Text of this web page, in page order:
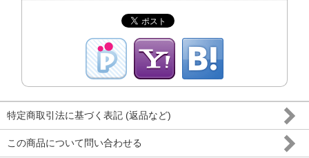
特定商取引法に基づく表記 (返品など)
この商品について問い合わせる